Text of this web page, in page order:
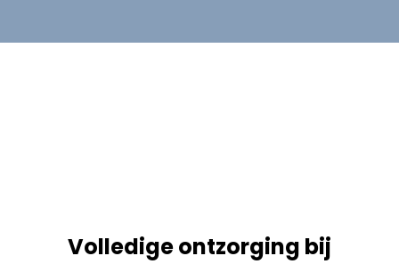
Volledige ontzorging bij